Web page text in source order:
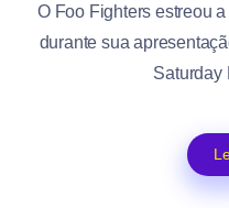
O Foo Fighters estreou
durante sua
Saturday